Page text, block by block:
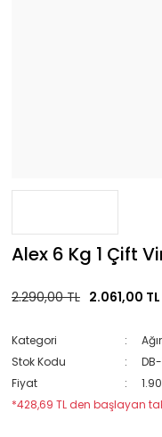
Alex 6 Kg 1 Çift
2.290,00 TL 2.061,00 TL
Kategori
Stok Kodu
Fiyat
*428,69 TL den başlayan